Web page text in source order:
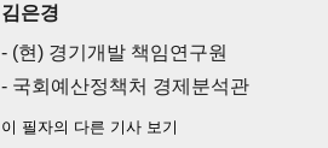
김은경
- (현) 경기개발 책임연구원
- 국회예산정책처 경제분석관
이 필자의 다른 기사 보기